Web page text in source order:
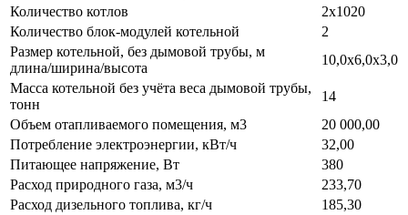
Количество котлов
2х1020
Количество блок-модулей котельной
2
Размер котельной, без дымовой трубы, м
длина/ширина/высота
10,0х6,0х3,0
Масса котельной без учёта веса дымовой трубы,
тонн
14
Объем отапливаемого помещения, м3
20 000,00
Потребление электроэнергии, кВт/ч
32,00
Питающее напряжение, Вт
380
Расход природного газа, м3/ч
233,70
Расход дизельного топлива, кг/ч
185,30